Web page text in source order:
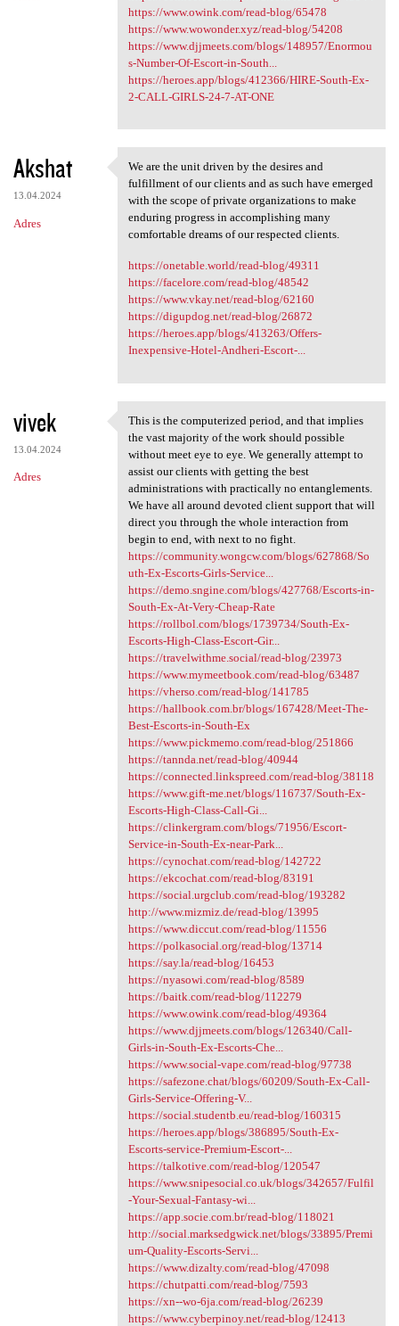
https://www.owink.com/read-blog/65478
https://www.wowonder.xyz/read-blog/54208
https://www.djjmeets.com/blogs/148957/Enormou
s-Number-Of-Escort-in-South...
https://heroes.app/blogs/412366/HIRE-South-Ex-
2-CALL-GIRLS-24-7-AT-ONE
Akshat
13.04.2024
Adres
We are the unit driven by the
We are the unit driven by the desires and
fulfillment of our clients and as such have emerged
with the scope of private organizations to make
enduring progress in accomplishing many
comfortable dreams of our respected clients.
https://onetable.world/read-blog/49311
https://facelore.com/read-blog/48542
https://www.vkay.net/read-blog/62160
https://digupdog.net/read-blog/26872
https://heroes.app/blogs/413263/Offers-
Inexpensive-Hotel-Andheri-Escort-...
vivek
13.04.2024
Adres
This is the computerized
This is the computerized period, and that implies
the vast majority of the work should possible
without meet eye to eye. We generally attempt to
assist our clients with getting the best
administrations with practically no entanglements.
We have all around devoted client support that will
direct you through the whole interaction from
begin to end, with next to no fight.
https://community.wongcw.com/blogs/627868/So
uth-Ex-Escorts-Girls-Service...
https://demo.sngine.com/blogs/427768/Escorts-in-
South-Ex-At-Very-Cheap-Rate
https://rollbol.com/blogs/1739734/South-Ex-
Escorts-High-Class-Escort-Gir...
https://travelwithme.social/read-blog/23973
https://www.mymeetbook.com/read-blog/63487
https://vherso.com/read-blog/141785
https://hallbook.com.br/blogs/167428/Meet-The-
Best-Escorts-in-South-Ex
https://www.pickmemo.com/read-blog/251866
https://tannda.net/read-blog/40944
https://connected.linkspreed.com/read-blog/38118
https://www.gift-me.net/blogs/116737/South-Ex-
Escorts-High-Class-Call-Gi...
https://clinkergram.com/blogs/71956/Escort-
Service-in-South-Ex-near-Park...
https://cynochat.com/read-blog/142722
https://ekcochat.com/read-blog/83191
https://social.urgclub.com/read-blog/193282
http://www.mizmiz.de/read-blog/13995
https://www.diccut.com/read-blog/11556
https://polkasocial.org/read-blog/13714
https://say.la/read-blog/16453
https://nyasowi.com/read-blog/8589
https://baitk.com/read-blog/112279
https://www.owink.com/read-blog/49364
https://www.djjmeets.com/blogs/126340/Call-
Girls-in-South-Ex-Escorts-Che...
https://www.social-vape.com/read-blog/97738
https://safezone.chat/blogs/60209/South-Ex-Call-
Girls-Service-Offering-V...
https://social.studentb.eu/read-blog/160315
https://heroes.app/blogs/386895/South-Ex-
Escorts-service-Premium-Escort-...
https://talkotive.com/read-blog/120547
https://www.snipesocial.co.uk/blogs/342657/Fulfil
-Your-Sexual-Fantasy-wi...
https://app.socie.com.br/read-blog/118021
http://social.marksedgwick.net/blogs/33895/Premi
um-Quality-Escorts-Servi...
https://www.dizalty.com/read-blog/47098
https://chutpatti.com/read-blog/7593
https://xn--wo-6ja.com/read-blog/26239
https://www.cyberpinoy.net/read-blog/12413